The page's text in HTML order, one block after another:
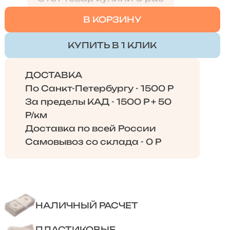
В КОРЗИНУ
КУПИТЬ В 1 КЛИК
ДОСТАВКА
По Санкт-Петербургу - 1500 Р
За пределы КАД - 1500 Р + 50
Р/км
Доставка по всей России
Самовывоз со склада - 0 Р
НАЛИЧНЫЙ РАСЧЕТ